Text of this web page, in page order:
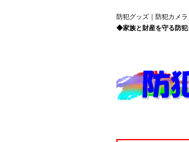
防犯グッズ｜防犯カメ
◆家族と財産を守る防犯